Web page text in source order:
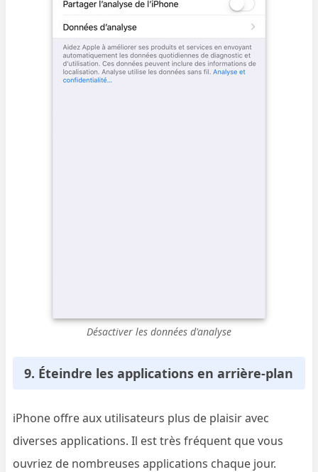
Désactiver les données d'analyse
9. Éteindre les applications en arrière-plan
iPhone offre aux utilisateurs plus de plaisir avec
diverses applications. Il est très fréquent que vous
ouvriez de nombreuses applications chaque jour.